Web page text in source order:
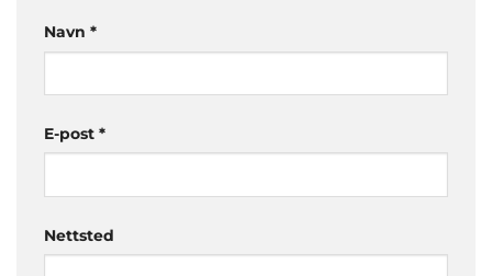
Navn *
E-post *
Nettsted